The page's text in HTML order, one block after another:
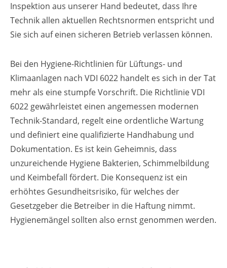
Inspektion aus unserer Hand bedeutet, dass Ihre
Technik allen aktuellen Rechtsnormen entspricht und
Sie sich auf einen sicheren Betrieb verlassen können.
Bei den Hygiene-Richtlinien für Lüftungs- und
Klimaanlagen nach VDI 6022 handelt es sich in der Tat
mehr als eine stumpfe Vorschrift. Die Richtlinie VDI
6022 gewährleistet einen angemessen modernen
Technik-Standard, regelt eine ordentliche Wartung
und definiert eine qualifizierte Handhabung und
Dokumentation. Es ist kein Geheimnis, dass
unzureichende Hygiene Bakterien, Schimmelbildung
und Keimbefall fördert. Die Konsequenz ist ein
erhöhtes Gesundheitsrisiko, für welches der
Gesetzgeber die Betreiber in die Haftung nimmt.
Hygienemängel sollten also ernst genommen werden.